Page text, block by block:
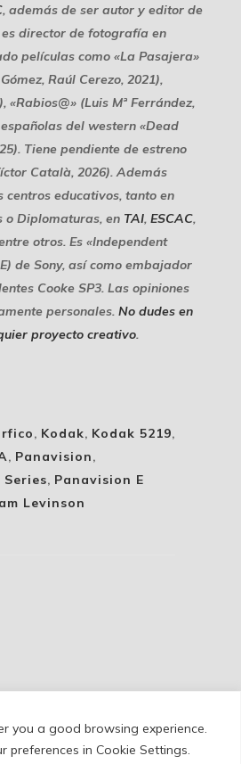
you a good browsing experience.
preferences in Cookie Settings.
, además de ser autor y editor de
es director de fotografía en
películas como «La Pasajera»
Raúl Cerezo, 2021),
«Rabios@» (Luis Mª Ferrández,
del western «Dead
Tiene pendiente de estreno
Català, 2026). Además
centros educativos, tanto en
o Diplomaturas, en TAI, ESCAC,
otros. Es «Independent
de Sony, así como embajador
Cooke SP3. Las opiniones
personales. No dudes en
proyecto creativo.
, Kodak, Kodak 5219,
, Panavision,
, Panavision E
Levinson
Policy /Legal Warning